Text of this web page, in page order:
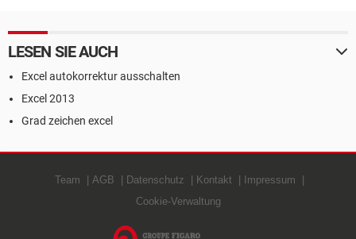
LESEN SIE AUCH
Excel autokorrektur ausschalten
Excel 2013
Grad zeichen excel
Team AGB Datenschutz Kontakt
Impressum
Cookie-Verwaltung